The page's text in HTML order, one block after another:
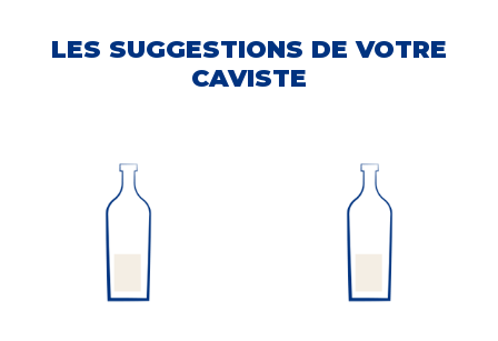
LES SUGGESTIONS DE VOTRE
CAVISTE